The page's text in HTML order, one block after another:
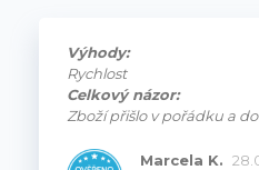
Výhody:
Rychlost
Celkový názor:
Zboží přišlo v pořádku a
Marcela K.